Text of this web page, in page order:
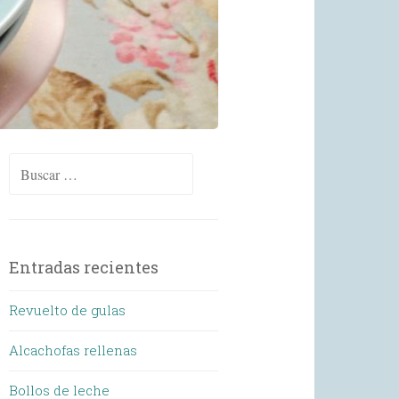
Buscar:
Entradas recientes
Revuelto de gulas
Alcachofas rellenas
Bollos de leche